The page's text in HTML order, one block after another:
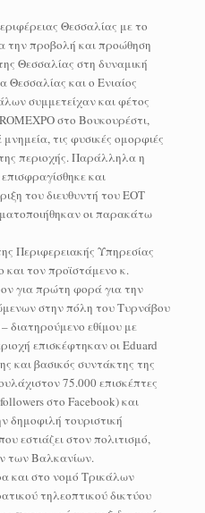
Θεσσαλίας με το
την προβολή και προώθηση
Θεσσαλίας στη δυναμική
και ο Ενιαίος
συμμετείχαν και φέτος
στο Βουκουρέστι,
τις φυσικές ομορφιές
περιοχής. Παράλληλα η
και
του διευθυντή του ΕΟΤ
οι παρακάτω
Περιφερειακής Υπηρεσίας
τον προϊστάμενο κ.
για πρώτη φορά για την
στην πόλη του Τυρνάβου
διατηρούμενο εθίμου με
επισκέφτηκαν οι Eduard
και βασικός συντάκτης της
75.000 επισκέπτες
στο Facebook) και
δημοφιλή τουριστική
εστιάζει στον πολιτισμό,
των Βαλκανίων.
και στο νομό Τρικάλων
τηλεοπτικού δικτύου